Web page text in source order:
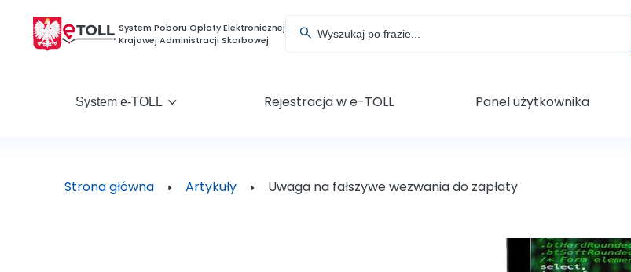
System Poboru Opłaty Elektronicznej
Wyszukiwarka
System e-TOLL Rejestracja w e-TOLL Panel użytkownika
Strona główna Artykuły Uwaga na fałszywe wezwania do zapłaty